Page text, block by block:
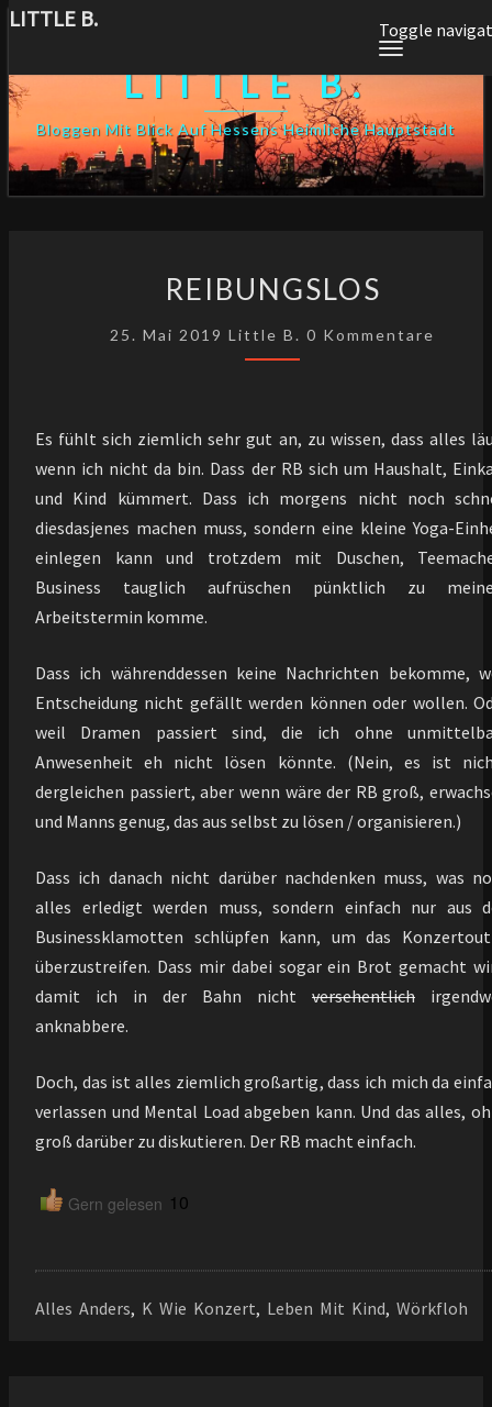
Skip
content
Toggle
LITTLE B.
LITTLE B.
Bloggen Mit Blick Auf Hessens Heimliche Hauptstadt
REIBUNGSLOS
25. Mai 2019 Little B. Kommentare
0 Kommentare
Es fühlt sich ziemlich sehr gut an, zu wissen, dass alles
wenn ich nicht da bin. Dass der RB sich um Haushalt,
und Kind kümmert. Dass ich morgens nicht noch
diesdasjenes machen muss, sondern eine kleine Yoga-
einlegen kann und trotzdem mit Duschen,
Business tauglich aufrüschen pünktlich zu
Arbeitstermin komme.
Dass ich währenddessen keine Nachrichten bekomme,
Entscheidung nicht gefällt werden können oder wollen.
weil Dramen passiert sind, die ich ohne
Anwesenheit eh nicht lösen könnte. (Nein, es ist
dergleichen passiert, aber wenn wäre der RB groß,
und Manns genug, das aus selbst zu lösen / organisieren.)
Dass ich danach nicht darüber nachdenken muss, was
alles erledigt werden muss, sondern einfach nur aus
Businessklamotten schlüpfen kann, um das
überzustreifen. Dass mir dabei sogar ein Brot gemacht
damit ich in der Bahn nicht versehentlich
anknabbere.
Doch, das ist alles ziemlich großartig, dass ich mich da
verlassen und Mental Load abgeben kann. Und das alles,
groß darüber zu diskutieren. Der RB macht einfach.
Gern gelesen 10
Alles Anders, K Wie Konzert, Leben Mit Kind, Wörkfloh